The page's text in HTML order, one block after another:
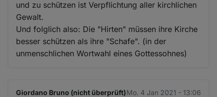
und zu schützen ist Verpflichtung aller kirchlichen
Gewalt.
Und folglich also: Die "Hirten" müssen ihre Kirche
besser schützen als ihre "Schafe". (in der
unmenschlichen Wortwahl eines Gottessohnes)
Giordano Bruno (nicht überprüft)Mo. 4 Jan 2021 - 13:06